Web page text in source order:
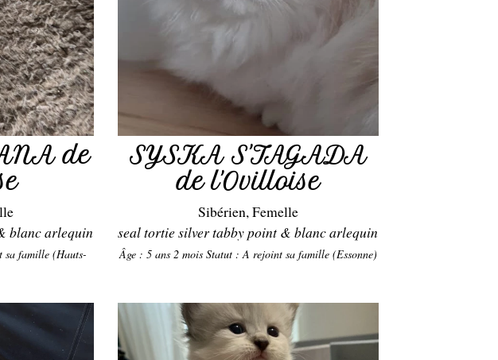
de
blanc arlequin
famille (Hauts-
SYSKA S'TAGADA
de l'Ovilloise
Sibérien, Femelle
seal tortie silver tabby point & blanc arlequin
Âge : 5 ans 2 mois Statut : A rejoint sa famille (Essonne)